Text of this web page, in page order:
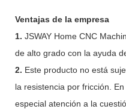
Ventajas de la empresa
1. JSWAY Home CNC
de alto grado con la ayuda
2. Este producto no está
la resistencia por fricción.
especial atención a la